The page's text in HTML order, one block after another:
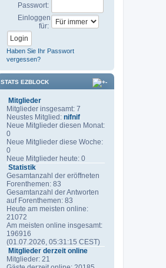
Passwort:
Einloggen
für:
Haben Sie Ihr Passwort
vergessen?
STATS EZBLOCK
Mitglieder
Mitglieder insgesamt: 7
Neustes Mitglied: nifnif
Neue Mitglieder diesen Monat:
0
Neue Mitglieder diese Woche:
0
Neue Mitglieder heute: 0
Statistik
Gesamtanzahl der eröffneten
Forenthemen: 83
Gesamtanzahl der Antworten
auf Forenthemen: 83
Heute am meisten online:
21072
Am meisten online insgesamt:
196916
(01.07.2026, 05:31:15 CEST)
Mitglieder derzeit online
Mitglieder: 21